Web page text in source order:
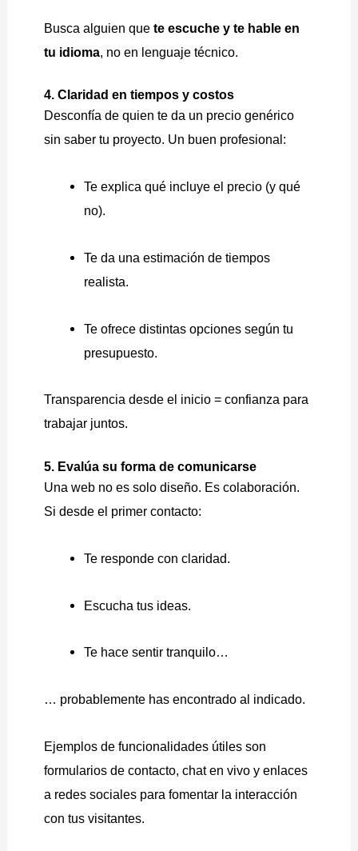
Busca alguien quete escuche y te hable en
tu idioma, no en lenguaje técnico.
4. Claridad en tiempos y costos
Desconfía de quien te da un precio genérico
sin saber tu proyecto. Un buen profesional:
Te explica qué incluye el precio (y qué
no).
Te da una estimación de tiempos
realista.
Te ofrece distintas opciones según tu
presupuesto.
Transparencia desde el inicio = confianza para
trabajar juntos.
5. Evalúa su forma de comunicarse
Una web no es solo diseño. Es colaboración.
Si desde el primer contacto:
Te responde con claridad.
Escucha tus ideas.
Te hace sentir tranquilo…
… probablemente has encontrado al indicado.
Ejemplos de funcionalidades útiles son
formularios de contacto, chat en vivo y enlaces
a redes sociales para fomentar la interacción
con tus visitantes.